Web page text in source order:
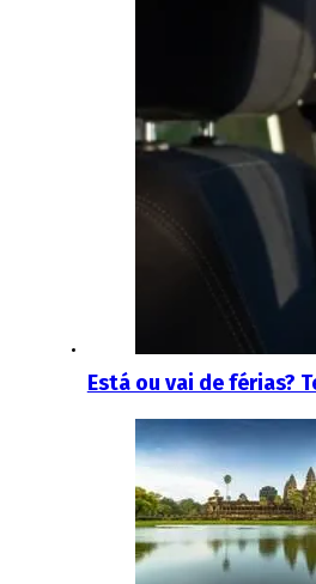
Está ou vai de férias?